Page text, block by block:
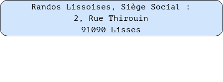
Randos Lissoises, Siège Social :
2, Rue Thirouin
91090 Lisses